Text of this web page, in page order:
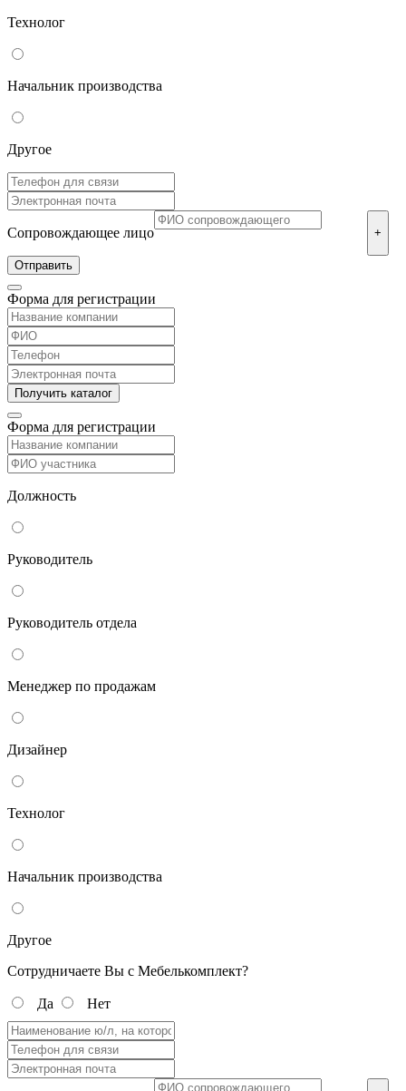
Технолог
Начальник производства
Другое
Сопровождающее лицо +
Форма для регистрации
Форма для регистрации
Должность
Руководитель
Руководитель отдела
Менеджер по продажам
Дизайнер
Технолог
Начальник производства
Другое
Сотрудничаете Вы с Мебелькомплект?
Да Нет